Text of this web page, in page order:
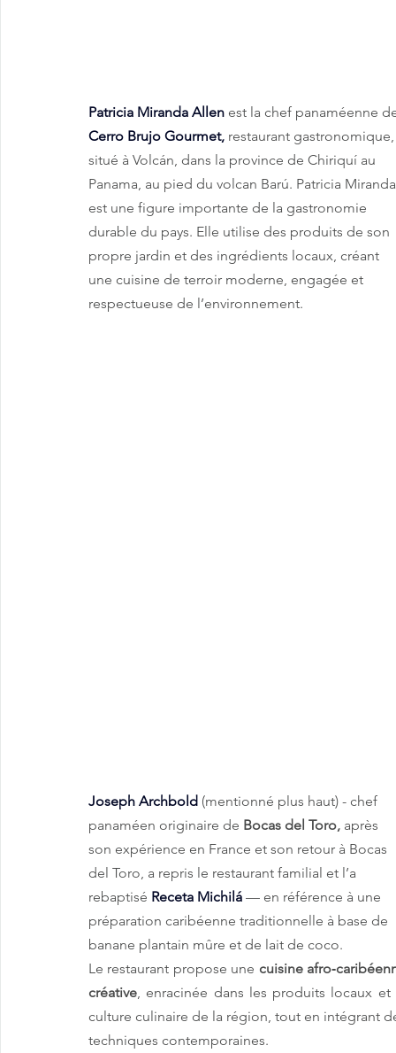
Patricia Miranda Allen est la chef panaméenne
Cerro Brujo Gourmet, restaurant
situé à Volcán, dans la province de Chiriquí au
Panama, au pied du volcan Barú. Patricia
est une figure importante de la gastronomie
durable du pays. Elle utilise des produits de son
propre jardin et des ingrédients locaux, créant
une cuisine de terroir moderne, engagée et
respectueuse de l’environnement.
Joseph Archbold (mentionné plus haut) - chef
panaméen originaire de Bocas del Toro, après
son expérience en France et son retour à Bocas
del Toro, a repris le restaurant familial et l’a
rebaptisé Receta Michilá — en référence à une
préparation caribéenne traditionnelle à base de
banane plantain mûre et de lait de coco.
Le restaurant propose une cuisine
créative, enracinée dans les produits locaux et
culture culinaire de la région, tout en intégrant
techniques contemporaines.